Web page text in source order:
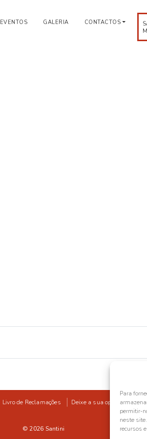
Para
permitir-
neste
recursos
EVENTOS GALERIA CONTACTOS
Livro de Reclamações Deixe a sua opinião
© 2026 Santini